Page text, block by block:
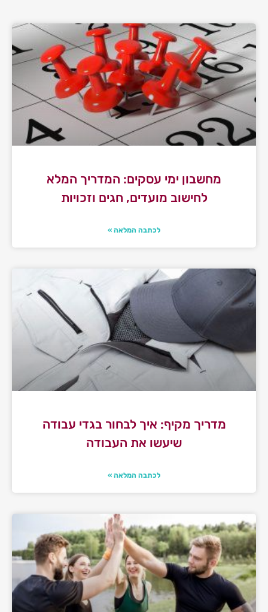
מחשבון ימי עסקים: המדריך המלא
לחישוב מועדים, חגים וזכויות
לכתבה המלאה »
מדריך מקיף: איך לבחור בגדי עבודה
שיעשו את העבודה
לכתבה המלאה »